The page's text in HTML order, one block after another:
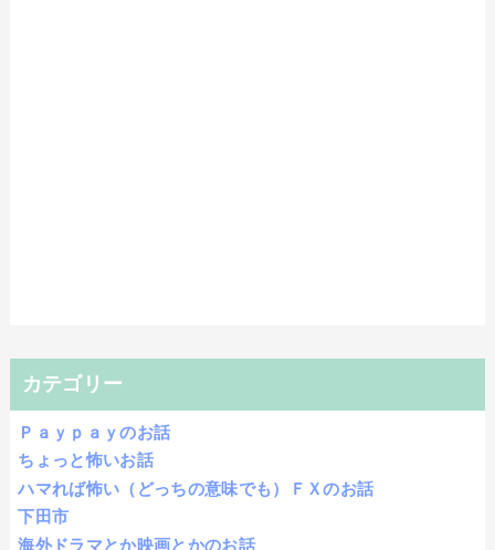
カテゴリー
Ｐａｙｐａｙのお話
ちょっと怖いお話
ハマれば怖い（どっちの意味でも）ＦＸのお話
下田市
海外ドラマとか映画とかのお話